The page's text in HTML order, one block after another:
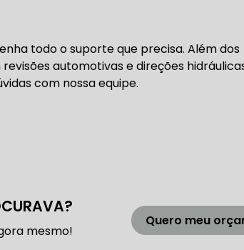
DIREÇÃO HIDRÁULICA SÃO
SUL
todo o suporte que precisa. Além dos
automotivas e direções
com nossa equipe.
mesmo!
Quero meu